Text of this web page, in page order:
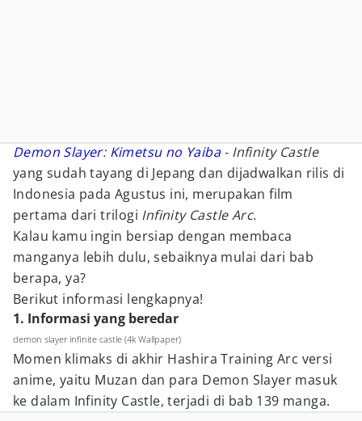
Demon Slayer: Kimetsu no Yaiba- Infinity Castle
yang sudah tayang di Jepang dan dijadwalkan rilis di
Indonesia pada Agustus ini, merupakan film
pertama dari trilogi Infinity Castle Arc.
Kalau kamu ingin bersiap dengan membaca
manganya lebih dulu, sebaiknya mulai dari bab
berapa, ya?
Berikut informasi lengkapnya!
1. Informasi yang beredar
demon slayer infinite castle (4k Wallpaper)
Momen klimaks di akhir Hashira Training Arc versi
anime, yaitu Muzan dan para Demon Slayer masuk
ke dalam Infinity Castle, terjadi di bab 139 manga.